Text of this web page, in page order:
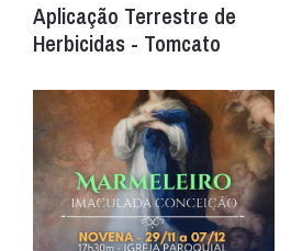
Aplicação Terrestre de
Herbicidas - Tomcato